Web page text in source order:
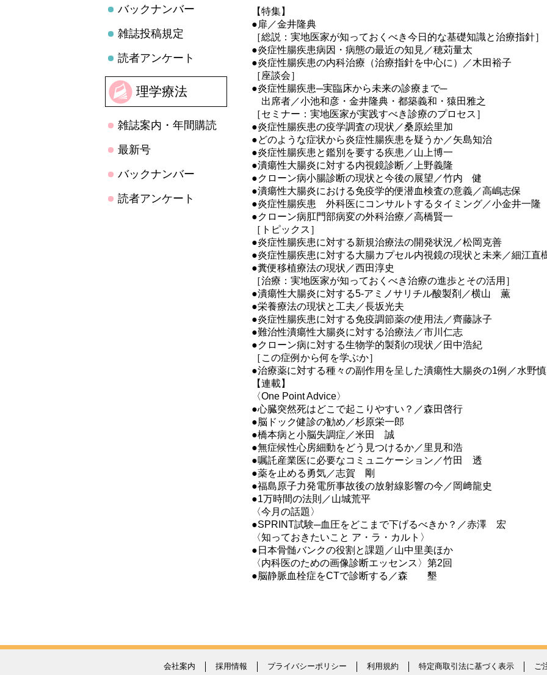
バックナンバー
雑誌投稿規定
読者アンケート
理学療法
雑誌案内・年間購読
最新号
バックナンバー
読者アンケート
【特集】
●扉／金井隆典
［総説：実地医家が知っておくべき今日的な基礎知識と治療指針］
●炎症性腸疾患病因・病態の最近の知見／穂苅量太
●炎症性腸疾患の内科治療（治療指針を中心に）／木田裕子
［座談会］
●炎症性腸疾患─実臨床から未来の診療まで─
出席者／小池和彦・金井隆典・都築義和・猿田雅之
［セミナー：実地医家が実践すべき診療のプロセス］
●炎症性腸疾患の疫学調査の現状／桑原絵里加
●どのような症状から炎症性腸疾患を疑うか／矢島知治
●炎症性腸疾患と鑑別を要する疾患／山上博一
●潰瘍性大腸炎に対する内視鏡診断／上野義隆
●クローン病小腸診断の現状と今後の展望／竹内 健
●潰瘍性大腸炎における免疫学的便潜血検査の意義／高嶋志保
●炎症性腸疾患 外科医にコンサルトするタイミング／小金井一隆
●クローン病肛門部病変の外科治療／高橋賢一
［トピックス］
●炎症性腸疾患に対する新規治療法の開発状況／松岡克善
●炎症性腸疾患に対する大腸カプセル内視鏡の現状と未来／細江直
●糞便移植療法の現状／西田淳史
［治療：実地医家が知っておくべき治療の進歩とその活用］
●潰瘍性大腸炎に対する5-アミノサリチル酸製剤／横山 薫
●栄養療法の現状と工夫／長坂光夫
●炎症性腸疾患に対する免疫調節薬の使用法／齊藤詠子
●難治性潰瘍性大腸炎に対する治療法／市川仁志
●クローン病に対する生物学的製剤の現状／田中浩紀
［この症例から何を学ぶか］
●治療薬に対する種々の副作用を呈した潰瘍性大腸炎の1例／水野
【連載】
〈One Point Advice〉
●心臓突然死はどこで起こりやすい？／森田啓行
●脳ドック健診の勧め／杉原栄一郎
●橋本病と小脳失調症／米田 誠
●無症候性心房細動をどう見つけるか／里見和浩
●嘱託産業医に必要なコミュニケーション／竹田 透
●薬を止める勇気／志賀 剛
●福島原子力発電所事故後の放射線影響の今／岡﨑龍史
●1万時間の法則／山城荒平
〈今月の話題〉
●SPRINT試験─血圧をどこまで下げるべきか？／赤澤 宏
〈知っておきたいこと ア・ラ・カルト〉
●日本骨髄バンクの役割と課題／山中里美ほか
〈内科医のための画像診断エッセンス〉第2回
●脳静脈血栓症をCTで診断する／森 墾
会社案内 採用情報 プライバシーポリシー 利用規約 特定商取引法に基づく表示 ご